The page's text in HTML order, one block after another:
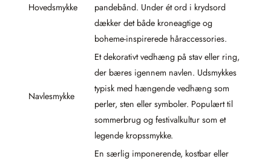
Hovedsmykke
pandebånd. Under ét ord i krydsord
dækker det både kroneagtige og
boheme-inspirerede håraccessories.
Navlesmykke
Et dekorativt vedhæng på stav eller ring,
der bæres igennem navlen. Udsmykkes
typisk med hængende vedhæng som
perler, sten eller symboler. Populært til
sommerbrug og festivalkultur som et
legende kropssmykke.
En særlig imponerende, kostbar eller